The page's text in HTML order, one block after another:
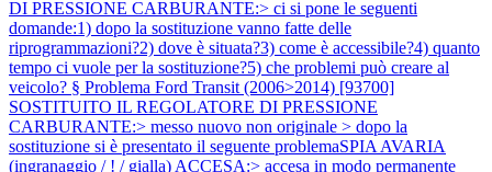
DI PRESSIONE CARBURANTE:> ci si pone le seguenti
domande:1) dopo la sostituzione vanno fatte delle
riprogrammazioni?2) dove è situata?3) come è accessibile?4) quanto
tempo ci vuole per la sostituzione?5) che problemi può creare al
veicolo? § Problema Ford Transit (2006>2014) [93700]
SOSTITUITO IL REGOLATORE DI PRESSIONE
CARBURANTE:> messo nuovo non originale > dopo la
sostituzione si è presentato il seguente problemaSPIA AVARIA
(ingranaggio / ! / gialla) ACCESA:> accesa in modo permanente